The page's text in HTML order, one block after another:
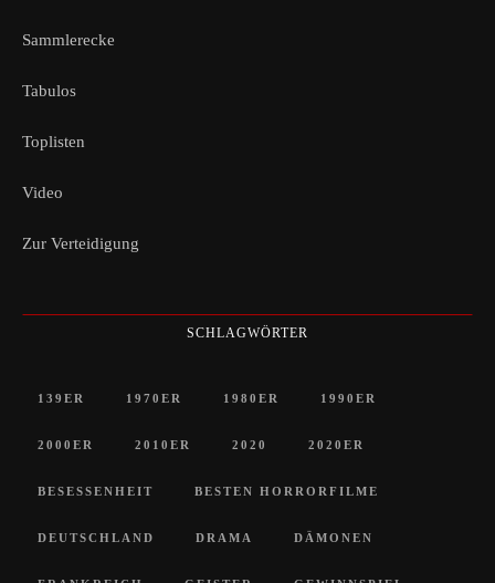
Sammlerecke
Tabulos
Toplisten
Video
Zur Verteidigung
SCHLAGWÖRTER
139ER 1970ER 1980ER 1990ER
2000ER 2010ER 2020 2020ER
BESESSENHEIT BESTEN HORRORFILME
DEUTSCHLAND DRAMA DÄMONEN